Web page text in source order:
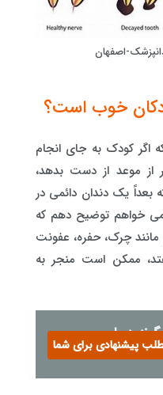
اصفهان
خوب است؟
اگر کودک به جای انجام
از موعد از دست بدهد،
بعداً یک دندان دائمی در
خواهم توضیح دهم که
چرک، حفره، عفونت
ممکن است منجر به
درمان
پیشنهادی برای شما